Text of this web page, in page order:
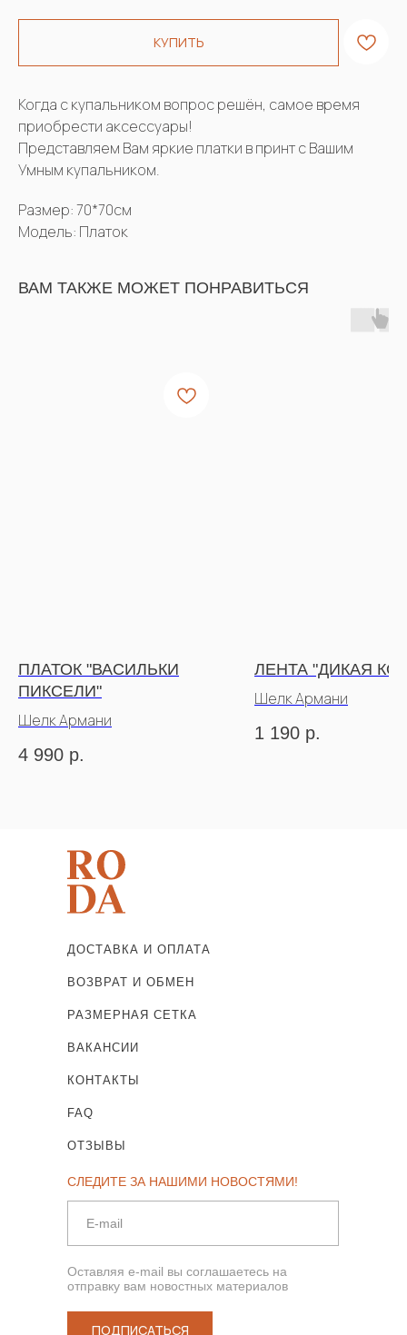
КУПИТЬ
Когда с купальником вопрос решён, самое время
приобрести аксессуары!
Представляем Вам яркие платки в принт с Вашим
Умным купальником.
Размер: 70*70см
Модель: Платок
ВАМ ТАКЖЕ МОЖЕТ ПОНРАВИТЬСЯ
ПЛАТОК "ВАСИЛЬКИ
ПИКСЕЛИ"
Шелк Армани
4 990 р.
ЛЕНТА "ДИКАЯ
Шелк Армани
1 190 р.
РАЗМЕРНАЯ СЕТКА
ДОСТАВКА И ОПЛАТА
КОНТАКТЫ
FAQ
ОТЗЫВЫ
СЛЕДИТЕ ЗА НАШИМИ НОВОСТЯМИ!
Оставляя e-mail вы соглашаетесь на
отправку вам новостных материалов
ПОДПИСАТЬСЯ
ВОЗВРАТ И ОБМЕН
ВАКАНСИИ